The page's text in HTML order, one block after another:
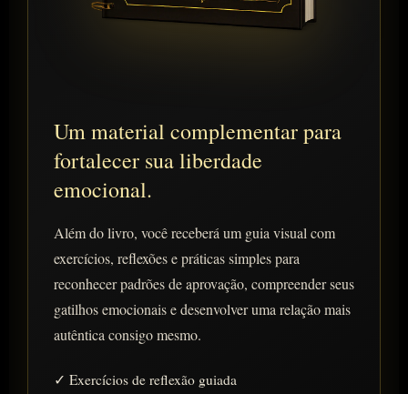
Um material complementar para
fortalecer sua liberdade
emocional.
Além do livro, você receberá um guia visual com
exercícios, reflexões e práticas simples para
reconhecer padrões de aprovação, compreender seus
gatilhos emocionais e desenvolver uma relação mais
autêntica consigo mesmo.
✓ Exercícios de reflexão guiada